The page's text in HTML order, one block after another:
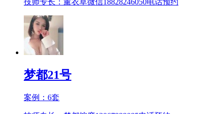
技师专长：薰衣草微信18828246050电话预约
梦都21号
案例： 6套